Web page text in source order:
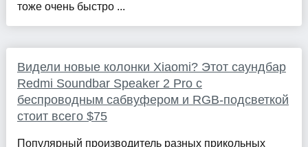
тоже очень быстро ...
Видели новые колонки Xiaomi? Этот саундбар
Redmi Soundbar Speaker 2 Pro с
беспроводным сабвуфером и RGB-подсветкой
стоит всего $75
Популярный производитель разных прикольных